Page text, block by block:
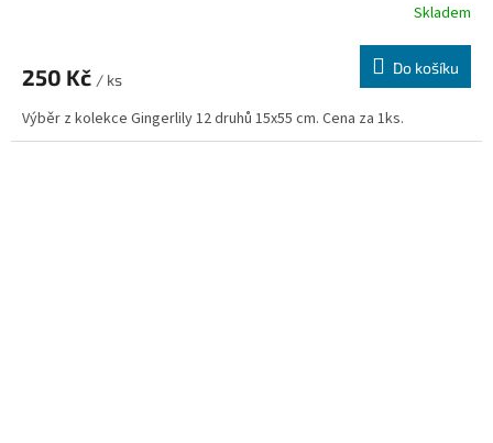
Skladem
250 Kč / ks
Do košíku
Výběr z kolekce Gingerlily 12 druhů 15x55 cm. Cena za 1ks.